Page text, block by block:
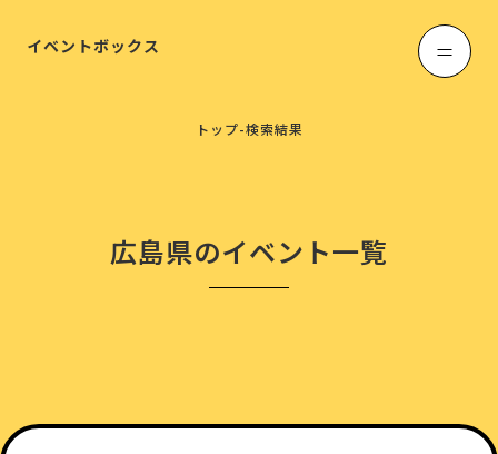
イベントボックス
トップ-検索結果
広島県のイベント一覧